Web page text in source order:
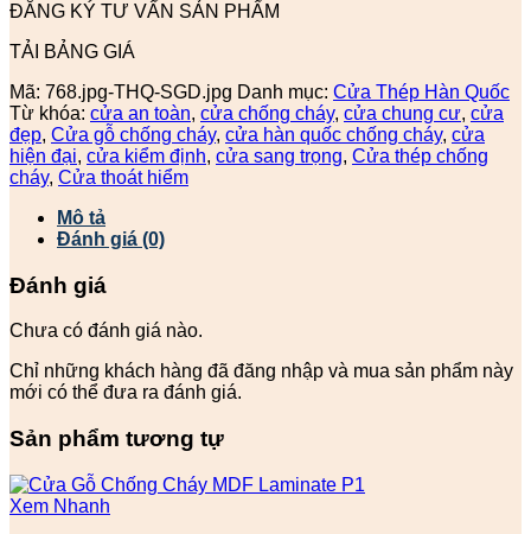
ĐĂNG KÝ TƯ VẤN SẢN PHẨM
TẢI BẢNG GIÁ
Mã: 768.jpg-THQ-SGD.jpg Danh mục: Cửa Thép Hàn Quốc
Từ khóa: cửa an toàn, cửa chống cháy, cửa chung cư, cửa
đẹp, Cửa gỗ chống cháy, cửa hàn quốc chống cháy, cửa
hiện đại, cửa kiểm định, cửa sang trọng, Cửa thép chống
cháy, Cửa thoát hiểm
Mô tả
Đánh giá (0)
Đánh giá
Chưa có đánh giá nào.
Chỉ những khách hàng đã đăng nhập và mua sản phẩm này
mới có thể đưa ra đánh giá.
Sản phẩm tương tự
Xem Nhanh